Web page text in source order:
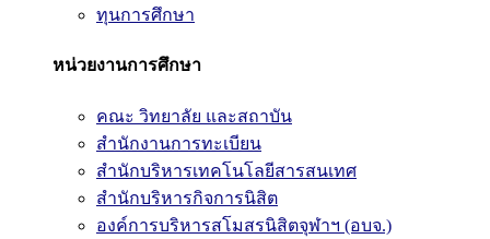
ทุนการศึกษา
หน่วยงานการศึกษา
คณะ วิทยาลัย และสถาบัน
สำนักงานการทะเบียน
สำนักบริหารเทคโนโลยีสารสนเทศ
สำนักบริหารกิจการนิสิต
องค์การบริหารสโมสรนิสิตจุฬาฯ (อบจ.)